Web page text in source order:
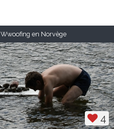
Wwoofing en Norvège
4